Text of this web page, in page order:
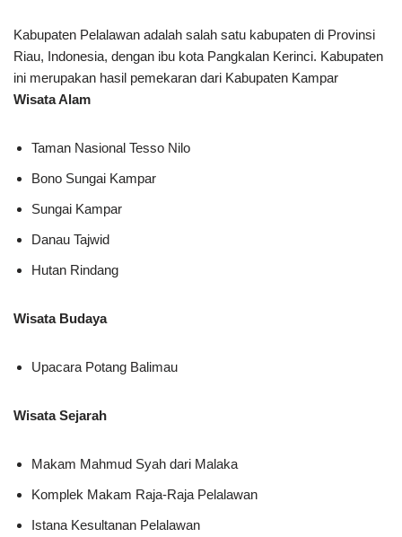
Kabupaten Pelalawan adalah salah satu kabupaten di Provinsi
Riau, Indonesia, dengan ibu kota Pangkalan Kerinci. Kabupaten
ini merupakan hasil pemekaran dari Kabupaten Kampar
Wisata Alam
Taman Nasional Tesso Nilo
Bono Sungai Kampar
Sungai Kampar
Danau Tajwid
Hutan Rindang
Wisata Budaya
Upacara Potang Balimau
Wisata Sejarah
Makam Mahmud Syah dari Malaka
Komplek Makam Raja-Raja Pelalawan
Istana Kesultanan Pelalawan